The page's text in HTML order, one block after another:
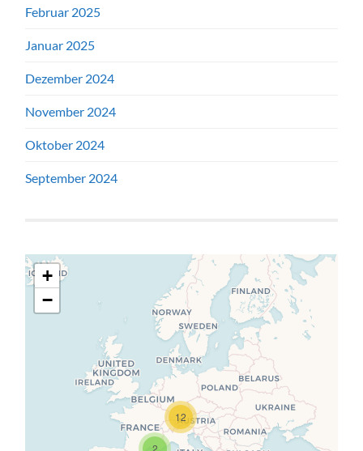
Februar 2025
Januar 2025
Dezember 2024
November 2024
Oktober 2024
September 2024
Travelers' Map wird geladen …
Wenn du dies siehst, nachdem
deine Seite vollständig geladen
wurde, fehlen leafletJS-Dateien.
12
2
+
−